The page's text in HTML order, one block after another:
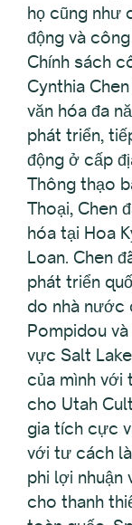
họ cũng như
động và
Chính sách
Cynthia
văn hóa đa
phát triển,
động ở cấp
Thông thạo
Thoại, Chen
hóa tại Hoa
Loan. Chen
phát triển
do nhà nước
Pompidou
vực Salt
của mình với
cho Utah
gia tích cực
với tư cách
phi lợi nhuận
cho thanh